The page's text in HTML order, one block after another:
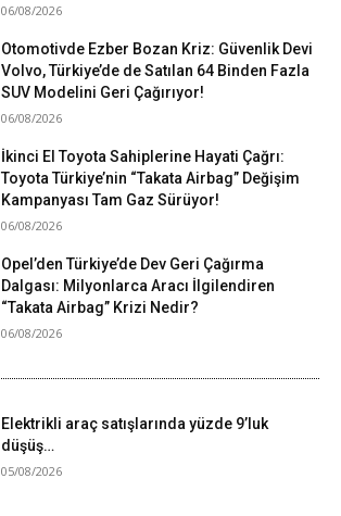
06/08/2026
Otomotivde Ezber Bozan Kriz: Güvenlik Devi
Volvo, Türkiye’de de Satılan 64 Binden Fazla
SUV Modelini Geri Çağırıyor!
06/08/2026
İkinci El Toyota Sahiplerine Hayati Çağrı:
Toyota Türkiye’nin “Takata Airbag” Değişim
Kampanyası Tam Gaz Sürüyor!
06/08/2026
Opel’den Türkiye’de Dev Geri Çağırma
Dalgası: Milyonlarca Aracı İlgilendiren
“Takata Airbag” Krizi Nedir?
06/08/2026
Elektrikli araç satışlarında yüzde 9’luk
düşüş…
05/08/2026